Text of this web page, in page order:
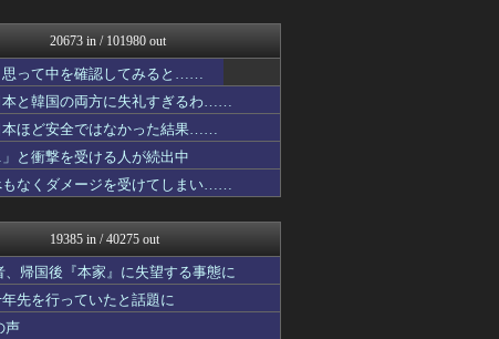
℃-ute派なんday
アニチャット
アニゲー速報
パチンコ・パチスロ.com
女子アナお宝画像速報－5c...
おたくみくす 声優まとめ
修羅の華-家庭・生活まとめ
いたしん！
PCパーツまとめ
はろわるど
ウマ娘まとめ速報うまろぐ
コンテンツ・声優 | ラブ...
20673 in / 101980 out
思って中を確認してみると……
本と韓国の両方に失礼すぎるわ……
本ほど安全ではなかった結果……
と衝撃を受ける人が続出中
もなくダメージを受けてしまい……
19385 in / 40275 out
帰国後『本家』に失望する事態に
先を行っていたと話題に
声